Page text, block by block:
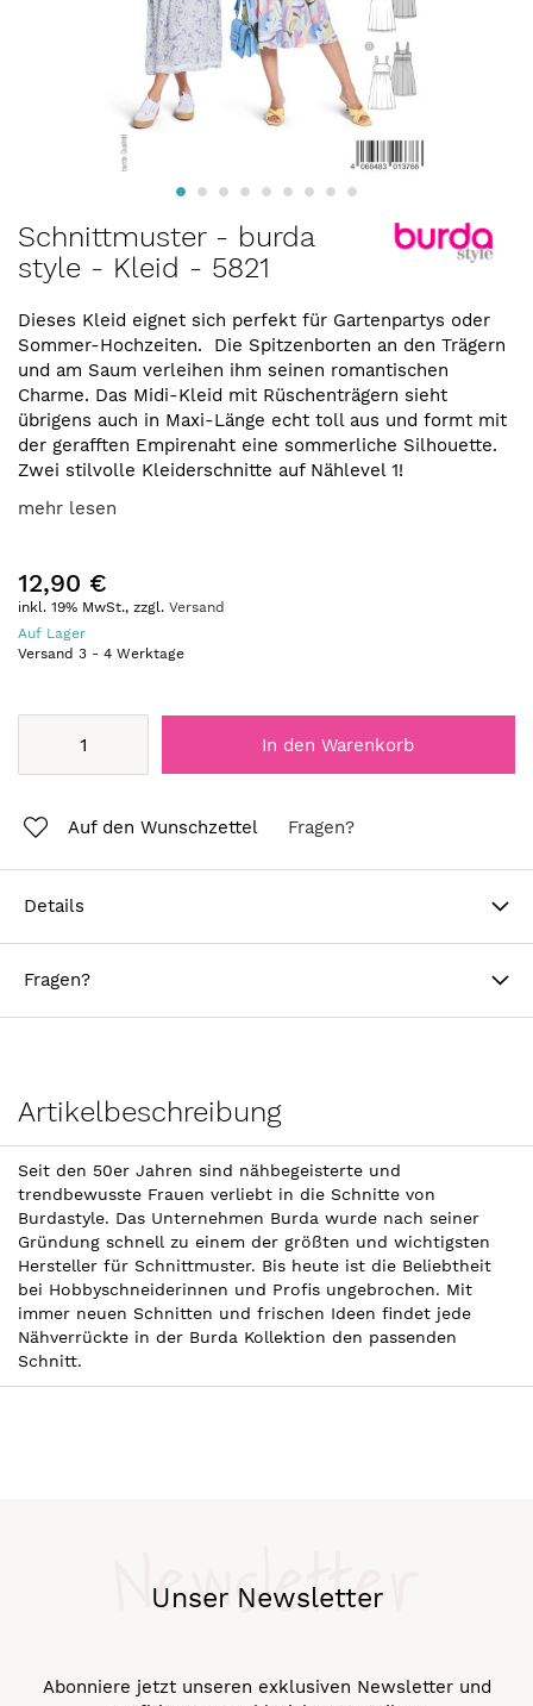
Anfang
der
springen
Schnittmuster - burda
style - Kleid - 5821
Dieses Kleid eignet sich perfekt für Gartenpartys oder
Sommer-Hochzeiten. Die Spitzenborten an den Trägern
und am Saum verleihen ihm seinen romantischen
Charme. Das Midi-Kleid mit Rüschenträgern sieht
übrigens auch in Maxi-Länge echt toll aus und formt mit
der gerafften Empirenaht eine sommerliche Silhouette.
Zwei stilvolle Kleiderschnitte auf Nählevel 1!
mehr lesen
12,90 €
inkl. 19% MwSt., zzgl. Versand
Auf Lager
Versand 3 - 4 Werktage
In den Warenkorb
Auf den Wunschzettel Fragen?
Details
Fragen?
Artikelbeschreibung
Seit den 50er Jahren sind nähbegeisterte und
trendbewusste Frauen verliebt in die Schnitte von
Burdastyle. Das Unternehmen Burda wurde nach seiner
Gründung schnell zu einem der größten und wichtigsten
Hersteller für Schnittmuster. Bis heute ist die Beliebtheit
bei Hobbyschneiderinnen und Profis ungebrochen. Mit
immer neuen Schnitten und frischen Ideen findet jede
Nähverrückte in der Burda Kollektion den passenden
Schnitt.
Unser Newsletter
Newsletter
Abonniere jetzt unseren exklusiven Newsletter und